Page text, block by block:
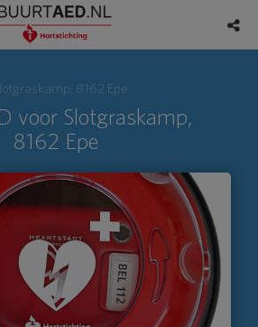
8162 Epe
voor Slotgraskamp,
8162 Epe